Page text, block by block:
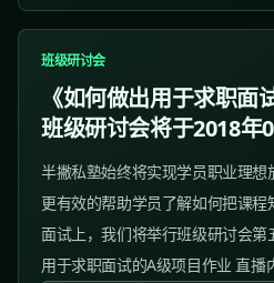
班级研讨会
《如何做出用于求职面
班级研讨会将于2018年
半撇私塾始终将实现学员职业理
更有效的帮助学员了解如何把课
面试上，我们将举行班级研讨会
用于求职面试的A级项目作业 直播